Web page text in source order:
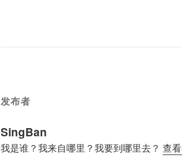
发布者
SingBan
我是谁？我来自哪里？我要到哪里去？查